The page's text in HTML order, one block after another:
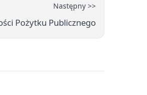
Następny >>
Pożytku Publicznego